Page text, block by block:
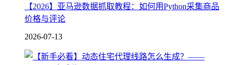
【2026】亚马逊数据抓取教程：如何用Python采集商品
价格与评论
2026-07-13